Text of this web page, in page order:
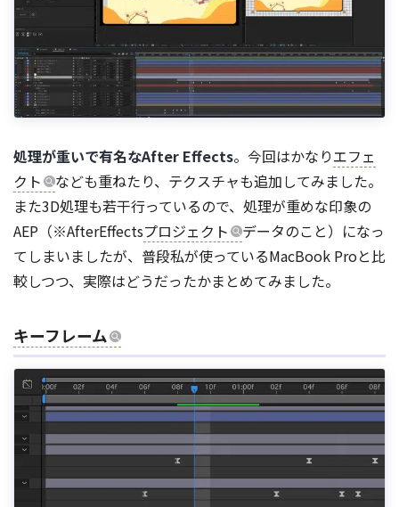
処理が重いで有名なAfter Effects。今回はかなりエフェ
クト
なども重ねたり、テクスチャも追加してみました。
また3D処理も若干行っているので、処理が重めな印象の
AEP（※AfterEffectsプロジェクト
データのこと）になっ
てしまいましたが、普段私が使っているMacBook Proと比
較しつつ、実際はどうだったかまとめてみました。
キーフレーム